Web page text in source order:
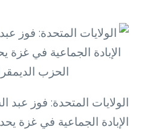
الولايات المتحدة: فوز عبد
الإبادة الجماعية في غزة